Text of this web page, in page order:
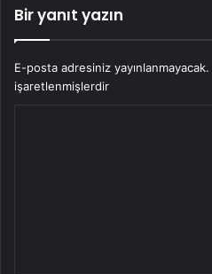
Bir yanıt yazın
E-posta adresiniz yayınlanmayacak.
işaretlenmişlerdir